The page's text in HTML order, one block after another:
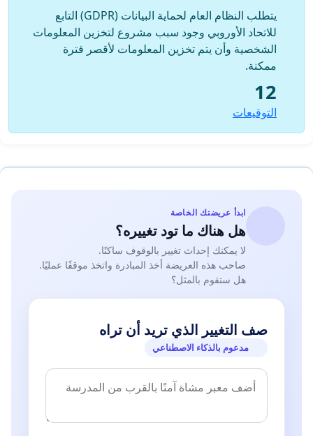
يتطلب النظام العام لحماية البيانات (GDPR) التابع
للاتحاد الأوروبي وجود سبب مشروع لتخزين المعلومات
الشخصية وأن يتم تخزين المعلومات لأقصر فترة
ممكنة.
12
التوقيعات
ابدأ عريضتك الخاصة
هل هناك ما تود تغييره؟
لا يمكنك إحداث تغيير بالوقوف ساكنًا.
صاحب هذه العريضة أخذ المبادرة واتخذ موقفًا عمليًا.
هل ستقوم بالمثل؟
صف التغيير الذي تريد أن تراه
مدعوم بالذكاء الاصطناعي